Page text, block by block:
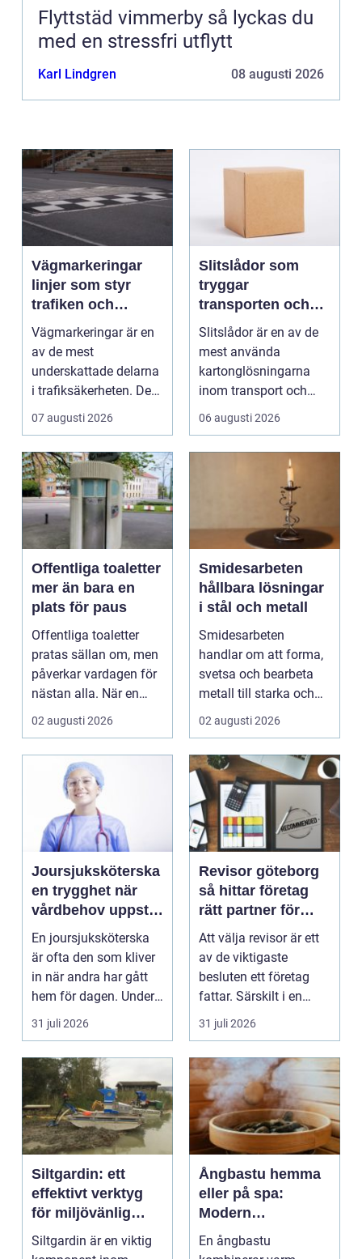
Flyttstäd vimmerby så lyckas du
med en stressfri utflytt
Karl Lindgren 08 augusti 2026
Vägmarkeringar
linjer som styr
trafiken och
minskar olyckor
Vägmarkeringar är en
av de mest
underskattade delarna
i trafiksäkerheten. De
syns överallt, men
märk...
07 augusti 2026
Slitslådor som
tryggar
transporten och
stärker varumärket
Slitslådor är en av de
mest använda
kartonglösningarna
inom transport och
logis...
06 augusti 2026
Offentliga toaletter
mer än bara en
plats för paus
Offentliga toaletter
pratas sällan om, men
påverkar vardagen för
nästan alla. När en
stad, park elle...
02 augusti 2026
Smidesarbeten
hållbara lösningar
i stål och metall
Smidesarbeten
handlar om att forma,
svetsa och bearbeta
metall till starka och
hållbara konstruktion...
02 augusti 2026
Joursjuksköterska
en trygghet när
vårdbehov uppstår
dygnet runt
En joursjuksköterska
är ofta den som kliver
in när andra har gått
hem för dagen. Under
sena kvällar,...
31 juli 2026
Revisor göteborg
så hittar företag
rätt partner för
trygg tillväxt
Att välja revisor är ett
av de viktigaste
besluten ett företag
fattar. Särskilt i en
företagsintensi...
31 juli 2026
Siltgardin: ett
effektivt verktyg
för miljövänlig
vattenhantering
Siltgardin är en viktig
Ångbastu hemma
eller på spa:
Modern
återhämtning med
uråldrig logik
En ångbastu